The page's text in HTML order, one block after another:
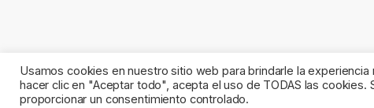
©Fotocopias Aries- All Rights Reserved
Usamos cookies en nuestro sitio web para brindarle la
hacer clic en "Aceptar todo", acepta el uso de TODAS las
proporcionar un consentimiento controlado.